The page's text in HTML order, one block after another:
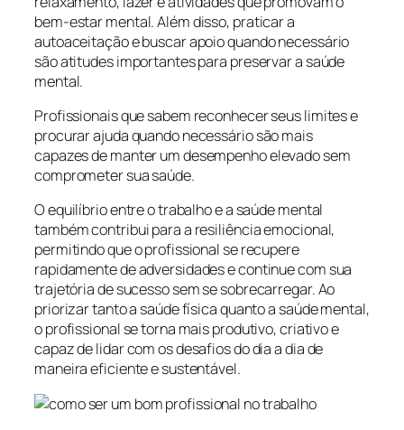
bem-estar mental. Além disso, praticar a
autoaceitação e buscar apoio quando necessário
são atitudes importantes para preservar a saúde
mental.
Profissionais que sabem reconhecer seus limites e
procurar ajuda quando necessário são mais
capazes de manter um desempenho elevado sem
comprometer sua saúde.
O equilíbrio entre o trabalho e a saúde mental
também contribui para a resiliência emocional,
permitindo que o profissional se recupere
rapidamente de adversidades e continue com sua
trajetória de sucesso sem se sobrecarregar. Ao
priorizar tanto a saúde física quanto a saúde mental,
o profissional se torna mais produtivo, criativo e
capaz de lidar com os desafios do dia a dia de
maneira eficiente e sustentável.